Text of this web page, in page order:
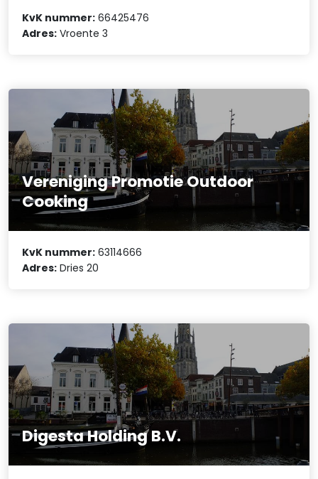
KvK nummer: 66425476
Adres: Vroente 3
Vereniging Promotie Outdoor
Cooking
KvK nummer: 63114666
Adres: Dries 20
Digesta Holding B.V.